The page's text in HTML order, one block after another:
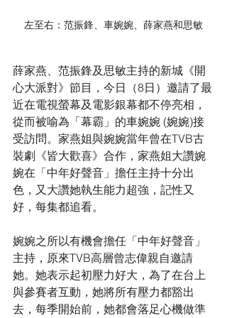
左至右：范振鋒、車婉婉、薛家燕和思敏
薛家燕、范振鋒及思敏主持的新城《開
心大派對》節目，今日（8日）邀請了最
近在電視螢幕及電影銀幕都不停亮相，
從而被喻為「幕霸」的車婉婉 (婉婉)接
受訪問。家燕姐與婉婉當年曾在TVB古
裝劇《皆大歡喜》合作，家燕姐大讚婉
婉在「中年好聲音」擔任主持十分出
色，又大讚她執生能力超強，記性又
好，每集都追看。
婉婉之所以有機會擔任「中年好聲音」
主持，原來TVB高層曾志偉親自邀請
她。她表示起初壓力好大，為了在台上
與參賽者互動，她將所有壓力都豁出
去，每季開始前，她都會落足心機做準